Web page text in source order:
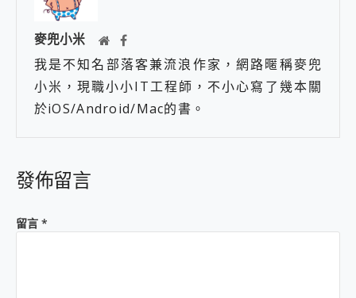
麥兜小米
我是不知名部落客兼流浪作家，網路暱稱麥兜
小米，現職小小IT工程師，不小心寫了幾本關
於iOS/Android/Mac的書。
發佈留言
留言 *